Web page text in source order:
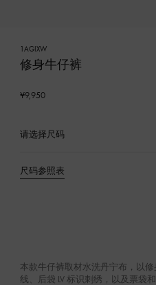
1AGIXW
修身牛仔裤
¥9,950
请选择尺码
已
品
尺码参照表
本款牛仔裤取材水洗丹宁布，以
线、后袋 LV 标识刺绣，以及票袋